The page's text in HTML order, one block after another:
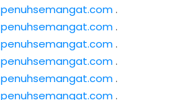
penuhsemangat.com.
penuhsemangat.com.
penuhsemangat.com.
penuhsemangat.com.
penuhsemangat.com.
penuhsemangat.com.